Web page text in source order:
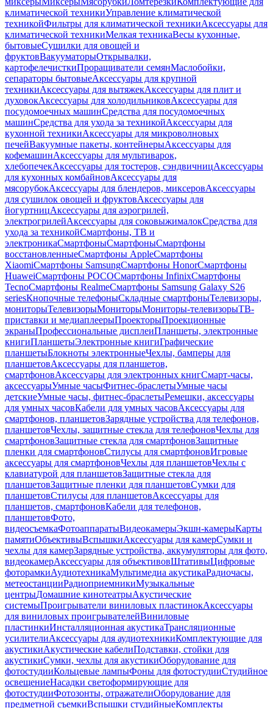
климатической техникиУправление климатической
техникойФильтры для климатической техникиАксессуары для
климатической техникиМелкая техникаВесы кухонные,
бытовыеСушилки для овощей и
фруктовВакууматорыОткрывалки,
картофелечисткиПроращиватели семянМаслобойки,
сепараторы бытовыеАксессуары для крупной
техникиАксессуары для вытяжекАксессуары для плит и
духовокАксессуары для холодильниковАксессуары для
посудомоечных машинСредства для посудомоечных
машинСредства для ухода за техникойАксессуары для
кухонной техникиАксессуары для микроволновых
печейВакуумные пакеты, контейнерыАксессуары для
кофемашинАксессуары для мультиварок,
хлебопечекАксессуары для тостеров, сэндвичницАксессуары
для кухонных комбайновАксессуары для
мясорубокАксессуары для блендеров, миксеровАксессуары
для сушилок овощей и фруктовАксессуары для
йогуртницАксессуары для аэрогрилей,
электрогрилейАксессуары для соковыжималокСредства для
ухода за техникойСмартфоны, ТВ и
электроникаСмартфоныСмартфоныСмартфоны
восстановленныеСмартфоны AppleСмартфоны
XiaomiСмартфоны SamsungСмартфоны HonorСмартфоны
HuaweiСмартфоны POCOСмартфоны InfinixСмартфоны
TecnoСмартфоны RealmeСмартфоны Samsung Galaxy S26
seriesКнопочные телефоныСкладные смартфоныТелевизоры,
мониторыТелевизорыМониторыМониторы-телевизорыТВ-
приставки и медиаплеерыПроекторыПроекционные
экраныПрофессиональные дисплеиПланшеты, электронные
книгиПланшетыЭлектронные книгиГрафические
планшетыБлокноты электронныеЧехлы, бамперы для
планшетовАксессуары для планшетов,
смартфоновАксессуары для электронных книгСмарт-часы,
аксессуарыУмные часыФитнес-браслетыУмные часы
детскиеУмные часы, фитнес-браслетыРемешки, аксессуары
для умных часовКабели для умных часовАксессуары для
смартфонов, планшетовЗарядные устройства для телефонов,
планшетовЧехлы, защитные стекла для телефоновЧехлы для
смартфоновЗащитные стекла для смартфоновЗащитные
пленки для смартфоновСтилусы для смартфоновИгровые
аксессуары для смартфоновЧехлы для планшетовЧехлы с
клавиатурой для планшетовЗащитные стекла для
планшетовЗащитные пленки для планшетовСумки для
планшетовСтилусы для планшетовАксессуары для
планшетов, смартфоновКабели для телефонов,
планшетовФото,
видеосъемкаФотоаппаратыВидеокамерыЭкшн-камерыКарты
памятиОбъективыВспышкиАксессуары для камерСумки и
чехлы для камерЗарядные устройства, аккумуляторы для фото,
видеокамерАксессуары для объективовШтативыЦифровые
фоторамкиАудиотехникаМультимедиа акустикаРадиочасы,
метеостанцииРадиоприемникиМузыкальные
центрыДомашние кинотеатрыАкустические
системыПроигрыватели виниловых пластинокАксессуары
для виниловых проигрывателейВиниловые
пластинкиИнсталляционная акустикаТрансляционные
усилителиАксессуары для аудиотехникиКомплектующие для
акустикиАкустические кабелиПодставки, стойки для
акустикиСумки, чехлы для акустикиОборудование для
фотостудииКольцевые лампыФоны для фотостудииСтудийное
освещениеНасадки светоформирующие для
фотостудииФотозонты, отражателиОборудование для
предметной съемкиВспышки студийныеКомплекты